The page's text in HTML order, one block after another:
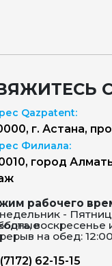
Qazpatent:
г. Астана,
Филиала:
город
рабочего
-
и праздничные дни – выходные
на обед:
62-15-15